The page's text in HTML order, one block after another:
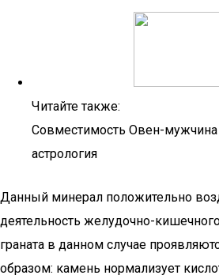
Читайте также:
Совместимость Овен-
астрология
Данный минерал положительно
деятельность желудочно-
граната в данном случае
образом: камень нормализует